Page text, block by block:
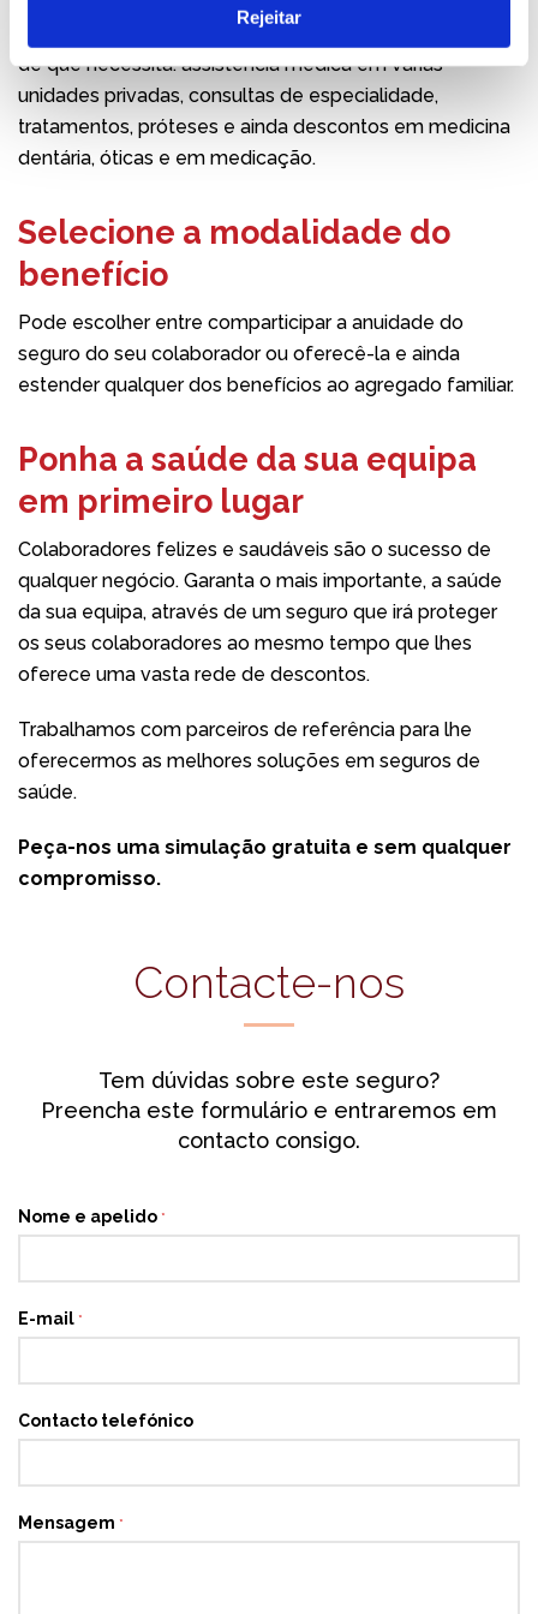
Rejeitar
contrate o seguro de saúde com todas as coberturas
de que necessita: assistência médica em várias
unidades privadas, consultas de especialidade,
tratamentos, próteses e ainda descontos em medicina
dentária, óticas e em medicação.
Selecione a modalidade do
benefício
Pode escolher entre comparticipar a anuidade do
seguro do seu colaborador ou oferecê-la e ainda
estender qualquer dos benefícios ao agregado familiar.
Ponha a saúde da sua equipa
em primeiro lugar
Colaboradores felizes e saudáveis são o sucesso de
qualquer negócio. Garanta o mais importante, a saúde
da sua equipa, através de um seguro que irá proteger
os seus colaboradores ao mesmo tempo que lhes
oferece uma vasta rede de descontos.
Trabalhamos com parceiros de referência para lhe
oferecermos as melhores soluções em seguros de
saúde.
Peça-nos uma simulação gratuita e sem qualquer
compromisso.
Contacte-nos
Tem dúvidas sobre este seguro?
Preencha este formulário e entraremos em
contacto consigo.
Nome e apelido *
E-mail *
Contacto telefónico
Mensagem *